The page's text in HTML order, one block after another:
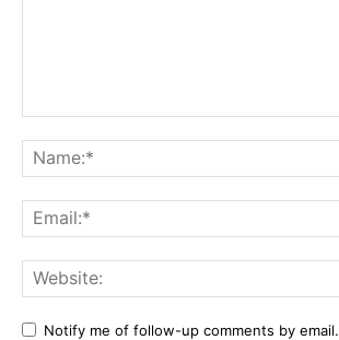
Notify me of follow-up comments by email.